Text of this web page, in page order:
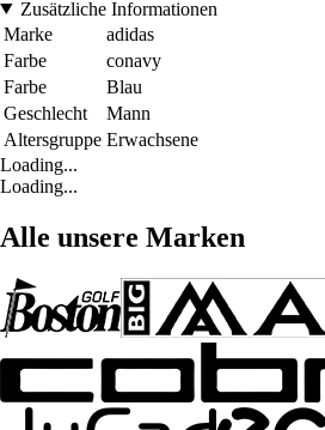
Zusätzliche Informationen
Marke
adidas
Farbe
conavy
Farbe
Blau
Geschlecht
Mann
Altersgruppe Erwachsene
Loading...
Loading...
Alle unsere Marken